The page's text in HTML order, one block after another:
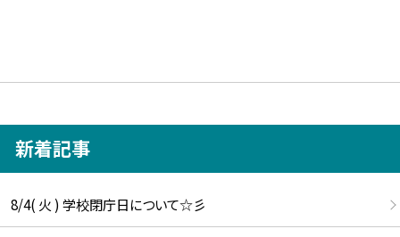
新着記事
8/4( 火 ) 学校閉庁日について☆彡